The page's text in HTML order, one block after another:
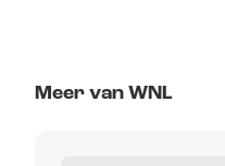
Meer van WNL